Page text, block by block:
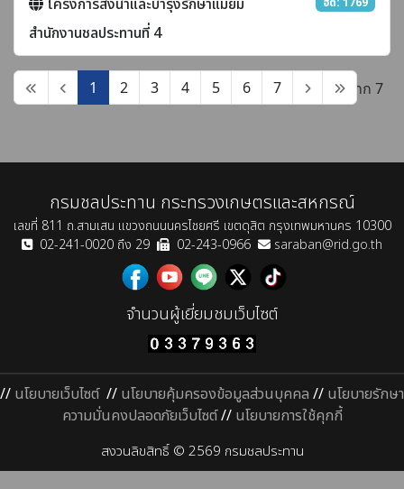
โครงการส่งน้ำและบำรุงรักษาแม่ยม
สำนักงานชลประทานที่ 4
หน้า 1 จาก 7
1 2 3 4 5 6 7
กรมชลประทาน กระทรวงเกษตรและสหกรณ์
เลขที่ 811 ถ.สามเสน แขวงถนนนครไชยศรี เขตดุสิต กรุงเทพมหานคร 10300
02-241-0020 ถึง 29
02-243-0966 saraban@rid.go.th
จำนวนผู้เยี่ยมชมเว็บไซต์
// นโยบายเว็บไซต์ // นโยบายคุ้มครองข้อมูลส่วนบุคคล // นโยบายรักษา
ความมั่นคงปลอดภัยเว็บไซต์// นโยบายการใช้คุกกี้
สงวนลิขสิทธิ์ © 2569 กรมชลประทาน